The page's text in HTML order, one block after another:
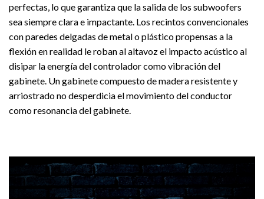
perfectas, lo que garantiza que la salida de los subwoofers
sea siempre clara e impactante. Los recintos convencionales
con paredes delgadas de metal o plástico propensas a la
flexión en realidad le roban al altavoz el impacto acústico al
disipar la energía del controlador como vibración del
gabinete. Un gabinete compuesto de madera resistente y
arriostrado no desperdicia el movimiento del conductor
como resonancia del gabinete.